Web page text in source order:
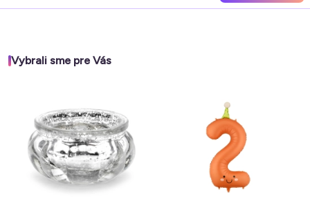
Vybrali sme pre Vás